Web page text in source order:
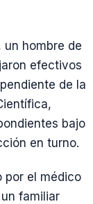
hombre de
efectivos
de la
bajo
en turno.
por el médico
familiar